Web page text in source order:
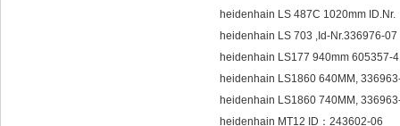
heidenhain LS 487C 1020mm
heidenhain LS 703 ,Id-Nr.336976-07
heidenhain LS177 940mm 605357-
heidenhain LS1860 640MM,
heidenhain LS1860 740MM,
heidenhain MT12 ID：243602-06